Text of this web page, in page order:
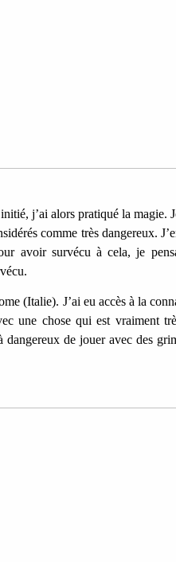
j’ai alors pratiqué la magie.
comme très dangereux.
avoir survécu à cela, je
(Italie). J’ai eu accès à la
une chose qui est vraiment
de jouer avec des